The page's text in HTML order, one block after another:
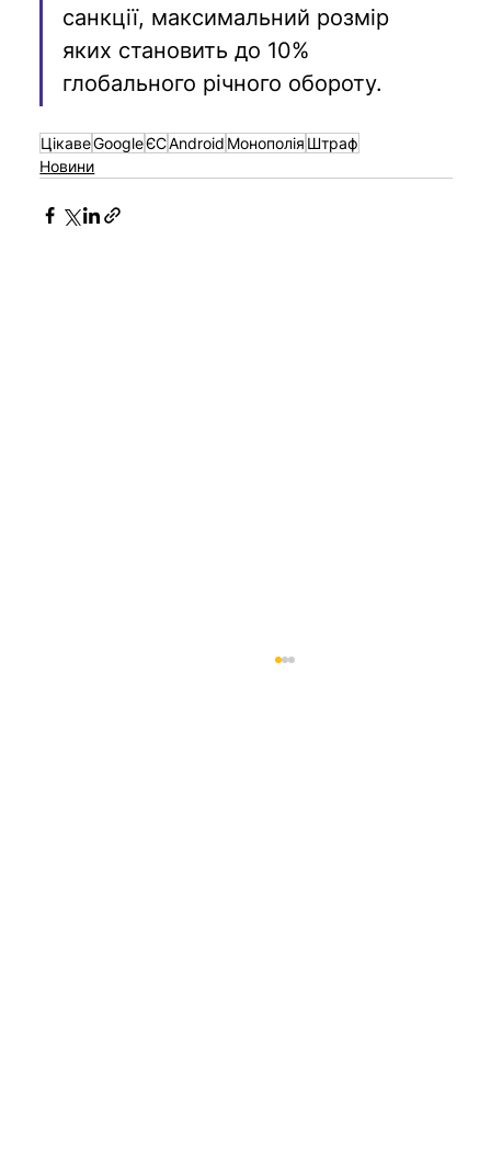
санкції, максимальний розмір
яких становить до 10%
глобального річного обороту.
ЦікавеGoogleЄСAndroid Монополія Штраф
Новини